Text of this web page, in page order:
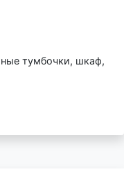
тумбочки, шкаф,